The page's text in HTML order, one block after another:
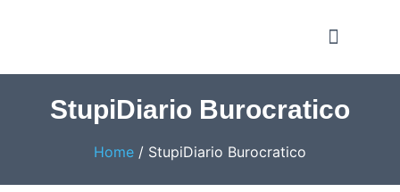
StupiDiario Burocratico
Home / StupiDiario Burocratico